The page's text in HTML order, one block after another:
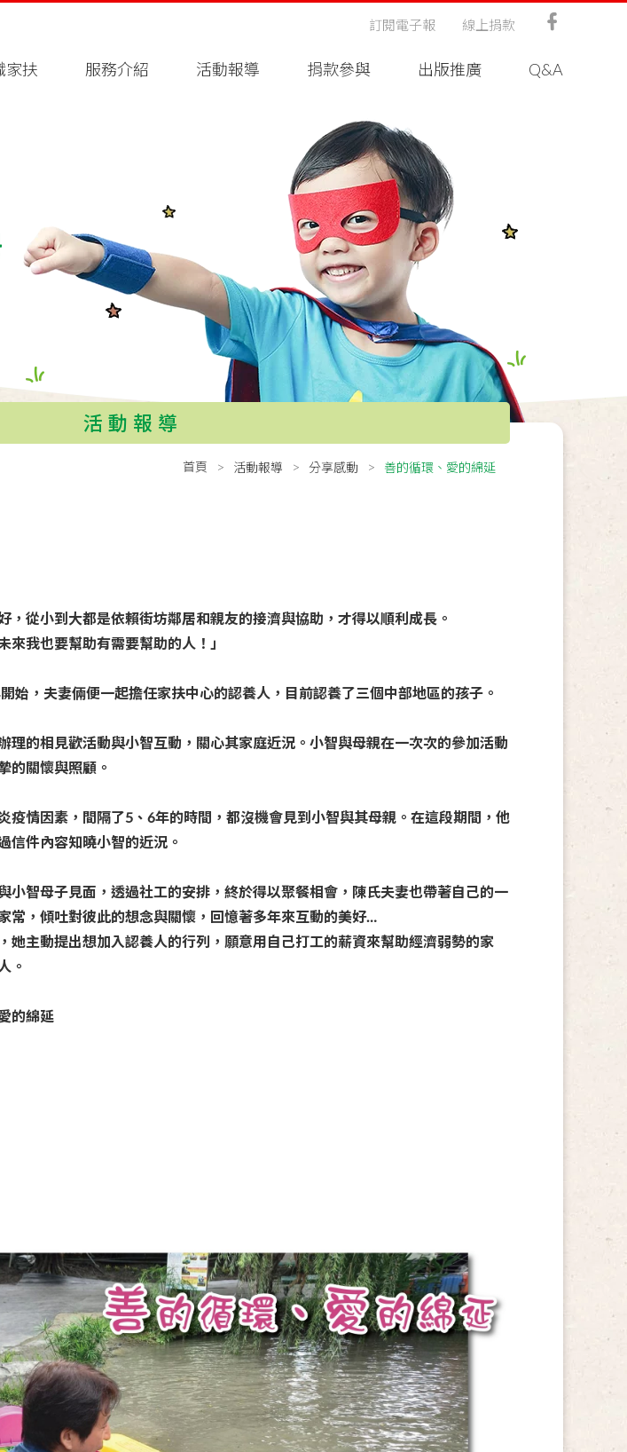
家扶 服務介紹 活動報導 捐款參與 出版推廣 Q&A
訂閱電子報 線上捐款
活動報導
首頁 活動報導 分享感動 善的循環、愛的綿延
，從小到大都是依賴街坊鄰居和親友的接濟與協助，才得以順利成長。
我也要幫助有需要幫助的人！」
始，夫妻倆便一起擔任家扶中心的認養人，目前認養了三個中部地區的孩子。
理的相見歡活動與小智互動，關心其家庭近況。小智與母親在一次次的參加活動
的關懷與照顧。
疫情因素，間隔了5、6年的時間，都沒機會見到小智與其母親。在這段期間，他
信件內容知曉小智的近況。
小智母子見面，透過社工的安排，終於得以聚餐相會，陳氏夫妻也帶著自己的一
常，傾吐對彼此的想念與關懷，回憶著多年來互動的美好…
她主動提出想加入認養人的行列，願意用自己打工的薪資來幫助經濟弱勢的家
。
的綿延